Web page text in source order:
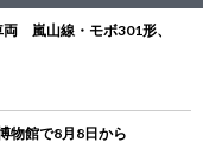
嵐山線・モボ301形、
物館で8月8日から